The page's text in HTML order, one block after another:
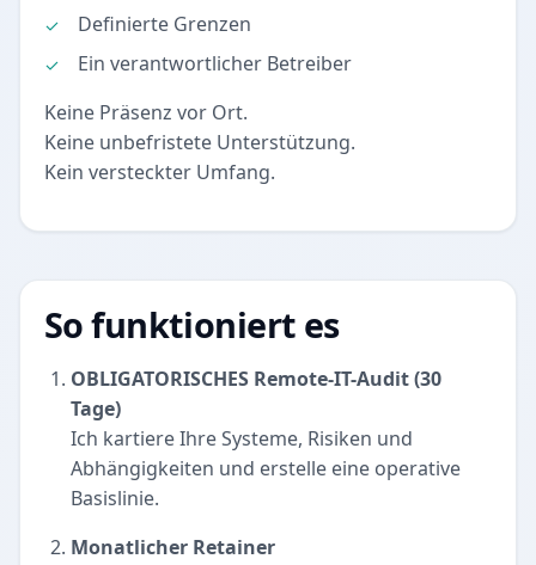
Definierte Grenzen
Ein verantwortlicher Betreiber
Keine Präsenz vor Ort.
Keine unbefristete Unterstützung.
Kein versteckter Umfang.
So funktioniert es
OBLIGATORISCHES Remote-IT-Audit (30
Tage)
Ich kartiere Ihre Systeme, Risiken und
Abhängigkeiten und erstelle eine operative
Basislinie.
Monatlicher Retainer